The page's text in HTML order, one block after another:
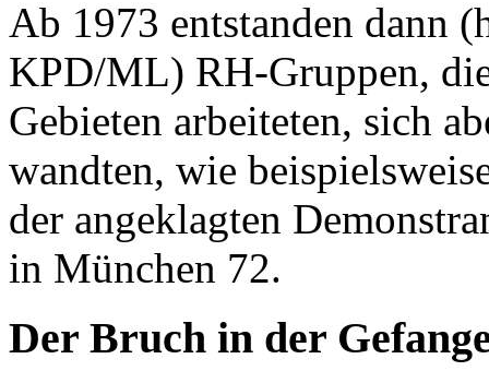
Ab 1973 entstanden dann
KPD/ML) RH-Gruppen,
Gebieten arbeiteten, sich
wandten, wie
der angeklagten
in München 72.
Der Bruch in der